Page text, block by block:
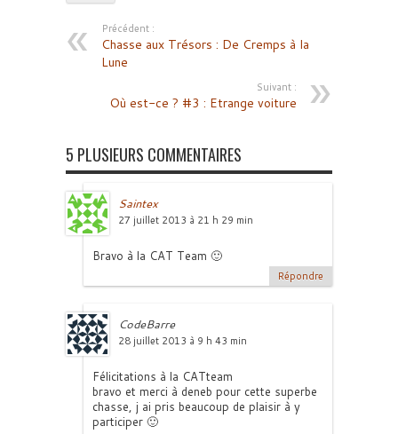
Précédent :
Chasse aux Trésors : De Cremps à la
Lune
Suivant :
Où est-ce ? #3 : Etrange voiture
5 PLUSIEURS COMMENTAIRES
Saintex
27 juillet 2013 à 21 h 29 min
Bravo à la CAT Team 🙂
Répondre
CodeBarre
28 juillet 2013 à 9 h 43 min
Félicitations à la CATteam
bravo et merci à deneb pour cette superbe
chasse, j ai pris beaucoup de plaisir à y
participer 🙂